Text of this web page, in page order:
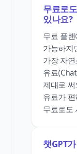
무료로
있나요?
무료 플
가능하지
가장 자
유료
제대로
유료가
무료로도
챗GPT